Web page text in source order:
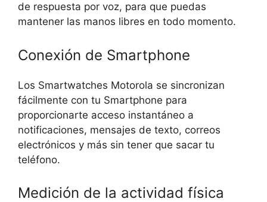
de respuesta por voz, para que puedas
mantener las manos libres en todo momento.
Conexión de Smartphone
Los Smartwatches Motorola se sincronizan
fácilmente con tu Smartphone para
proporcionarte acceso instantáneo a
notificaciones, mensajes de texto, correos
electrónicos y más sin tener que sacar tu
teléfono.
Medición de la actividad física